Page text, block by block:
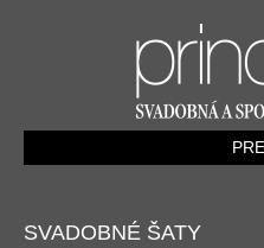
SVADOBNÉ ŠATY